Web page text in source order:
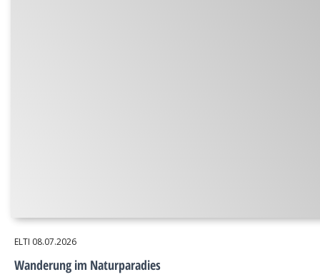
ELTI 08.07.2026
Wanderung im Naturparadies